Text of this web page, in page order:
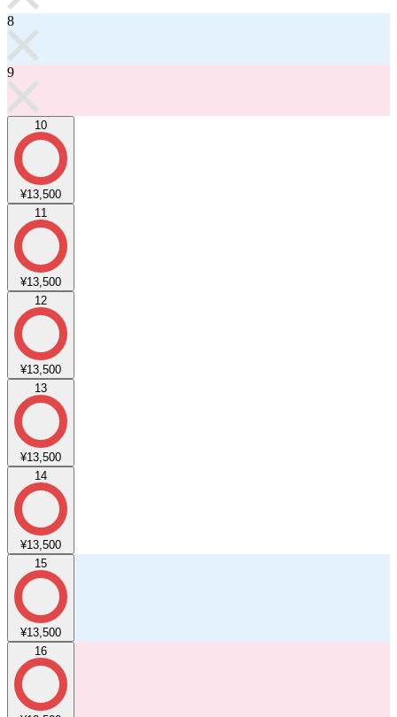
8
9
10
¥13,500
11
¥13,500
12
¥13,500
13
¥13,500
14
¥13,500
15
¥13,500
16